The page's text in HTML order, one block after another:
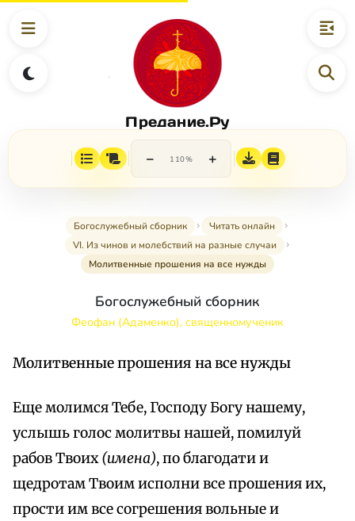
Предание.Ру
− 110% +
Богослужебный сборник
Читать онлайн
VI. Из чинов и молебствий на разные случаи
Молитвенные прошения на все нужды
Богослужебный сборник
Феофан (Адаменко), священномученик
Молитвенные прошения на все нужды
Еще молимся Тебе, Господу Богу нашему,
услышь голос молитвы нашей, помилуй
рабов Твоих(имена), по благодати и
щедротам Твоим исполни все прошения их,
прости им все согрешения вольные и